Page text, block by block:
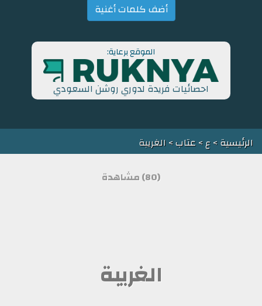
أضف كلمات أغنية
الموقع برعاية:
احصائيات فريدة لدوري روشن السعودي
الرئيسية>ع>عتاب> الغريبة
(80) مشاهدة
الغريبة